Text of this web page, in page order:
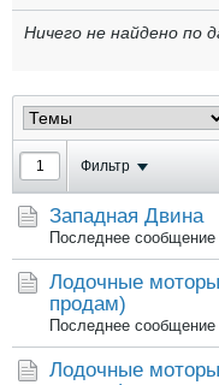
Ничего не найдено по
Фильтр
Западная Двина
Последнее сообщение
Лодочные
продам)
Последнее сообщение
Лодочные